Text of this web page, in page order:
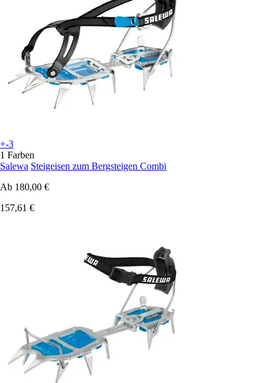
+-3
1 Farben
Salewa Steigeisen zum Bergsteigen Combi
Ab 180,00 €
157,61 €